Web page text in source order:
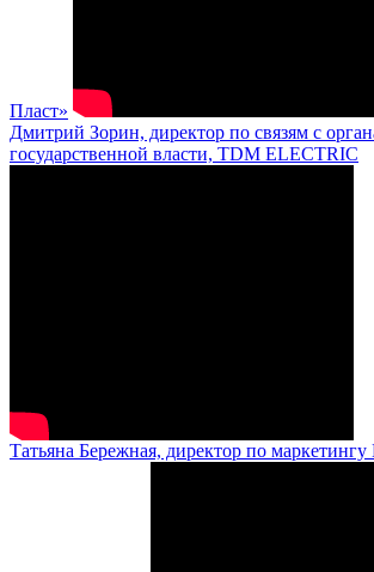
Пласт»
Дмитрий Зорин, директор по связям с
государственной власти, TDM ELECTRIC
Татьяна Бережная, директор по